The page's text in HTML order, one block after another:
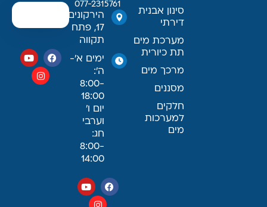
סינון אבנית
דירתי
מערכת מים
תת כיורית
מרכך מים
מסננים
חלקים
למערכות
מים
077-2315761
הירקונים
17, פתח
תקווה
ימים א׳-
ה׳:
8:00-
18:00
יום ו׳
וערבי
חג:
8:00-
14:00